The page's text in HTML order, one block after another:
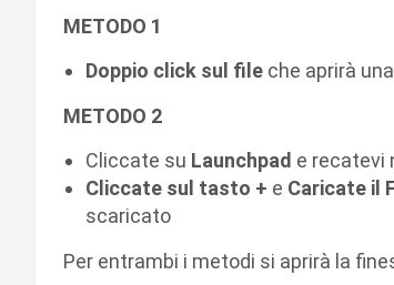
METODO 1
Doppio click sul file che aprirà
METODO 2
Cliccate su Launchpad e recatevi
Cliccate sul tasto + e Caricate il
scaricato
Per entrambi i metodi si aprirà la